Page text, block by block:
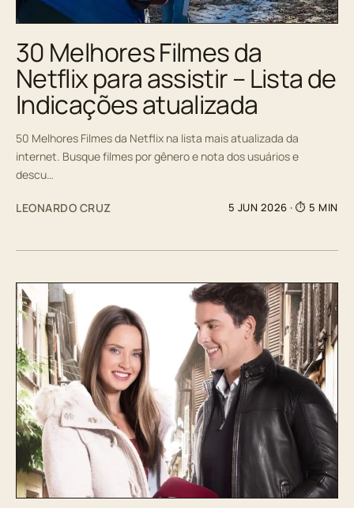
30 Melhores Filmes da
Netflix para assistir – Lista de
Indicações atualizada
50 Melhores Filmes da Netflix na lista mais atualizada da
internet. Busque filmes por gênero e nota dos usuários e
descu…
LEONARDO CRUZ 5 JUN 2026 · ⏱ 5 MIN